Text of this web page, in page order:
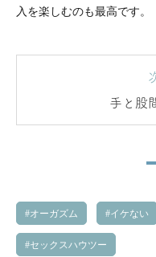
入を楽しむのも最高です。
手と股
オーガズム イケない
セックスハウツー